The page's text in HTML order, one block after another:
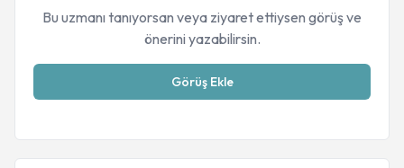
Bu uzmanı tanıyorsan veya ziyaret ettiysen görüş ve
önerini yazabilirsin.
Görüş Ekle